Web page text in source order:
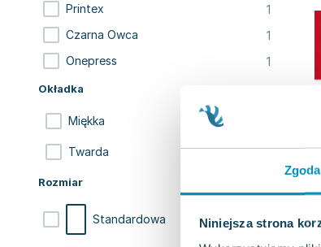
Zgoda
Niniejsza strona
Printex 1
Czarna Owca 1
Onepress 1
Okładka
Miękka
Twarda 4
Rozmiar
Standardowa 11